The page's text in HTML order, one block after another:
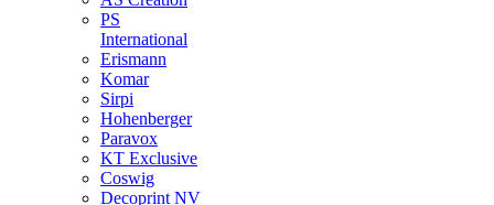
PS
International
Erismann
Komar
Sirpi
Hohenberger
Paravox
KT Exclusive
Coswig
Decoprint NV